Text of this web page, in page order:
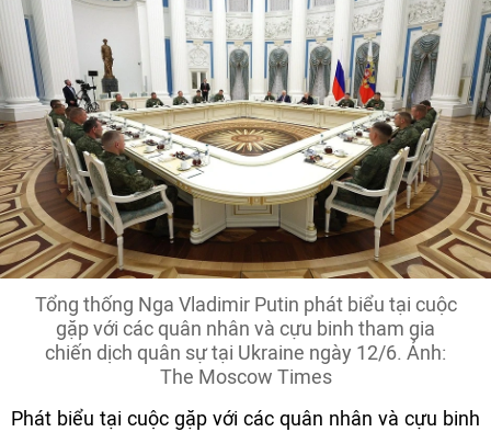
Tổng thống Nga Vladimir Putin phát biểu tại cuộc
gặp với các quân nhân và cựu binh tham gia
chiến dịch quân sự tại Ukraine ngày 12/6. Ảnh:
The Moscow Times
Phát biểu tại cuộc gặp với các quân nhân và cựu binh